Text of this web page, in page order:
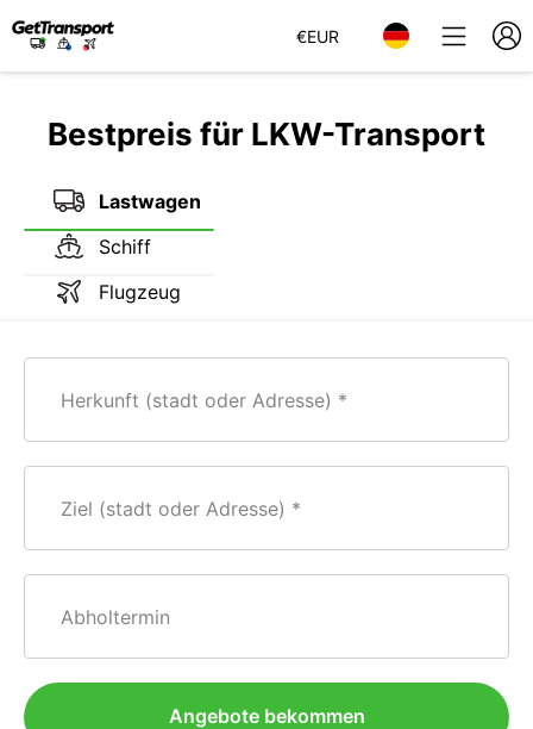
€EUR
Bestpreis für LKW-Transport
Lastwagen
Schiff
Flugzeug
Herkunft (stadt oder Adresse)
Ziel (stadt oder Adresse)
Abholtermin
Angebote bekommen